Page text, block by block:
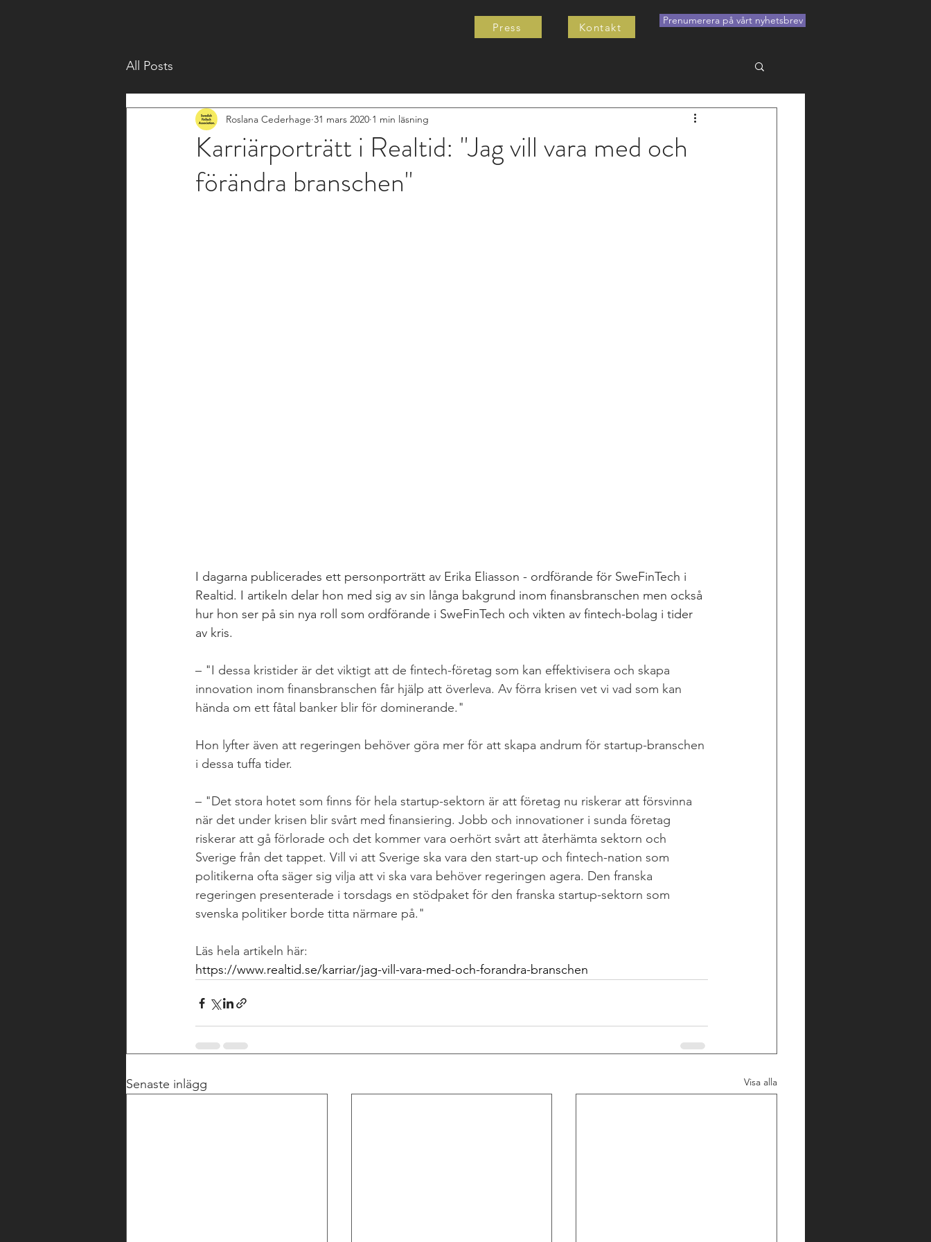
Press Kontakt
Prenumerera på vårt nyhetsbrev
All Posts
Karriärporträtt i Realtid: "Jag vill vara med och
förändra branschen"
Roslana Cederhage 31 mars 2020 1 min läsning
I dagarna publicerades ett personporträtt av Erika Eliasson - ordförande för SweFinTech i
Realtid. I artikeln delar hon med sig av sin långa bakgrund inom finansbranschen men också
hur hon ser på sin nya roll som ordförande i SweFinTech och vikten av fintech-bolag i tider
av kris.
– "I dessa kristider är det viktigt att de fintech-företag som kan effektivisera och skapa
innovation inom finansbranschen får hjälp att överleva. Av förra krisen vet vi vad som kan
hända om ett fåtal banker blir för dominerande."
Hon lyfter även att regeringen behöver göra mer för att skapa andrum för startup-branschen
i dessa tuffa tider.
– "Det stora hotet som finns för hela startup-sektorn är att företag nu riskerar att försvinna
när det under krisen blir svårt med finansiering. Jobb och innovationer i sunda företag
riskerar att gå förlorade och det kommer vara oerhört svårt att återhämta sektorn och
Sverige från det tappet. Vill vi att Sverige ska vara den start-up och fintech-nation som
politikerna ofta säger sig vilja att vi ska vara behöver regeringen agera. Den franska
regeringen presenterade i torsdags en stödpaket för den franska startup-sektorn som
svenska politiker borde titta närmare på."
Läs hela artikeln här:
https://www.realtid.se/karriar/jag-vill-vara-med-och-forandra-branschen
Senaste inlägg Visa alla